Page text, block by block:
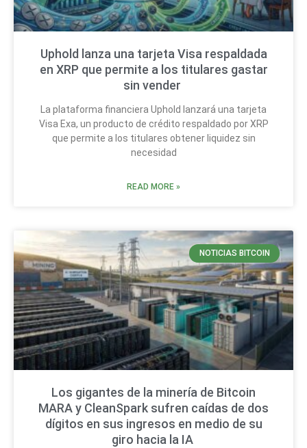
Uphold lanza una tarjeta Visa respaldada
en XRP que permite a los titulares gastar
sin vender
La plataforma financiera Uphold lanzará una tarjeta
Visa Exa, un producto de crédito respaldado por XRP
que permite a los titulares obtener liquidez sin
necesidad
READ MORE »
NOTICIAS BITCOIN
Los gigantes de la minería de Bitcoin
MARA y CleanSpark sufren caídas de dos
dígitos en sus ingresos en medio de su
giro hacia la IA